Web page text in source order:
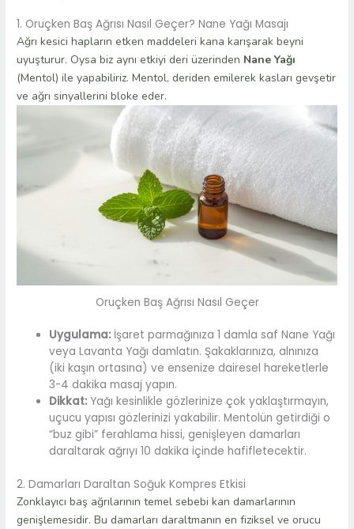
1. Oruçken Baş Ağrısı Nasıl Geçer? Nane Yağı Masajı
Ağrı kesici hapların etken maddeleri kana karışarak beyni
uyuşturur. Oysa biz aynı etkiyi deri üzerinden Nane Yağı
(Mentol) ile yapabiliriz. Mentol, deriden emilerek kasları gevşetir
ve ağrı sinyallerini bloke eder.
Oruçken Baş Ağrısı Nasıl Geçer
Uygulama: İşaret parmağınıza 1 damla saf Nane Yağı
veya Lavanta Yağı damlatın. Şakaklarınıza, alnınıza
(iki kaşın ortasına) ve ensenize dairesel hareketlerle
3-4 dakika masaj yapın.
Dikkat: Yağı kesinlikle gözlerinize çok yaklaştırmayın,
uçucu yapısı gözlerinizi yakabilir. Mentolün getirdiği o
“buz gibi” ferahlama hissi, genişleyen damarları
daraltarak ağrıyı 10 dakika içinde hafifletecektir.
2. Damarları Daraltan Soğuk Kompres Etkisi
Zonklayıcı baş ağrılarının temel sebebi kan damarlarının
genişlemesidir. Bu damarları daraltmanın en fiziksel ve orucu